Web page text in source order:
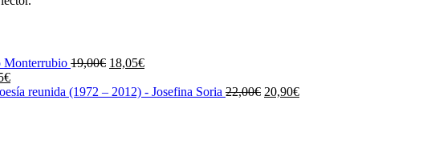
Monterrubio 19,00€ El
original
18,05€El
actual
€El
precioreunida (1972 – 2012) - Josefina Soria 22,00€ El
20,90€El